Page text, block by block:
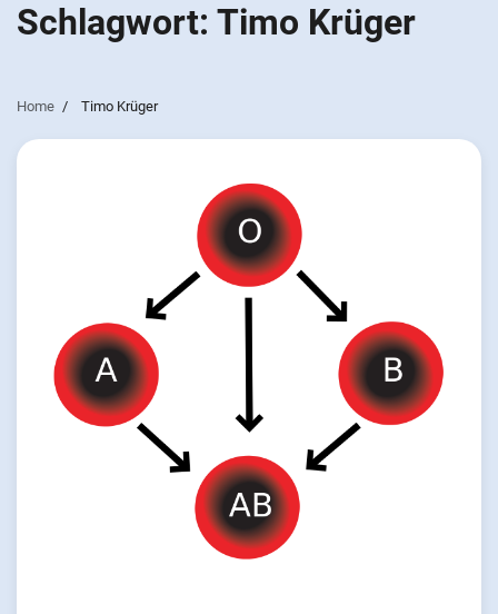
Schlagwort: Timo Krüger
Home Timo Krüger